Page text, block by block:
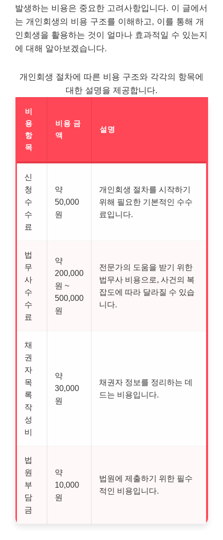
발생하는 비용은 중요한 고려사항입니다. 이 글에서
는 개인회생의 비용 구조를 이해하고, 이를 통해 개
인회생을 활용하는 것이 얼마나 효과적일 수 있는지
에 대해 알아보겠습니다.
개인회생 절차에 따른 비용 구조와 각각의 항목에
대한 설명을 제공합니다.
비
용
항
목
비용 금
액
설명
신
청
수
수
료
약
50,000
원
개인회생 절차를 시작하기
위해 필요한 기본적인 수수
료입니다.
법
무
사
수
수
료
약
200,000
원 ~
500,000
원
전문가의 도움을 받기 위한
법무사 비용으로, 사건의 복
잡도에 따라 달라질 수 있습
니다.
채
권
자
목
록
작
성
비
약
30,000
원
채권자 정보를 정리하는 데
드는 비용입니다.
법
원
부
담
금
약
10,000
원
법원에 제출하기 위한 필수
적인 비용입니다.